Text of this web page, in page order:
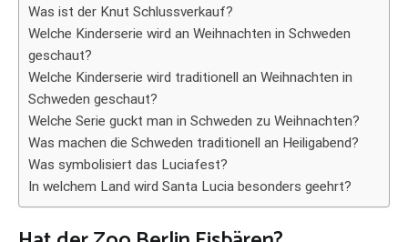
Was ist der Knut Schlussverkauf?
Welche Kinderserie wird an Weihnachten in Schweden
geschaut?
Welche Kinderserie wird traditionell an Weihnachten in
Schweden geschaut?
Welche Serie guckt man in Schweden zu Weihnachten?
Was machen die Schweden traditionell an Heiligabend?
Was symbolisiert das Luciafest?
In welchem Land wird Santa Lucia besonders geehrt?